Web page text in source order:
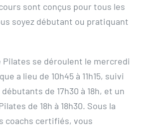
sont conçus pour tous les
soyez débutant ou pratiquant
Pilates se déroulent le mercredi
a lieu de 10h45 à 11h15, suivi
de 17h30 à 18h, et un
de 18h à 18h30. Sous la
coachs certifiés, vous